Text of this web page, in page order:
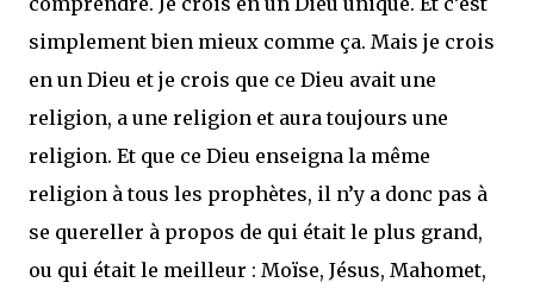
simplement bien mieux comme ça. Mais je crois
en un Dieu et je crois que ce Dieu avait une
religion, a une religion et aura toujours une
religion. Et que ce Dieu enseigna la même
religion à tous les prophètes, il n’y a donc pas à
se quereller à propos de qui était le plus grand,
ou qui était le meilleur : Moïse, Jésus, Mahomet,